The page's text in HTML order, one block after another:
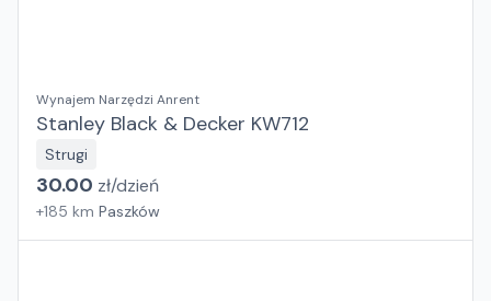
Wynajem Narzędzi Anrent
Stanley Black & Decker KW712
Strugi
30.00 zł/dzień
+185 km Paszków